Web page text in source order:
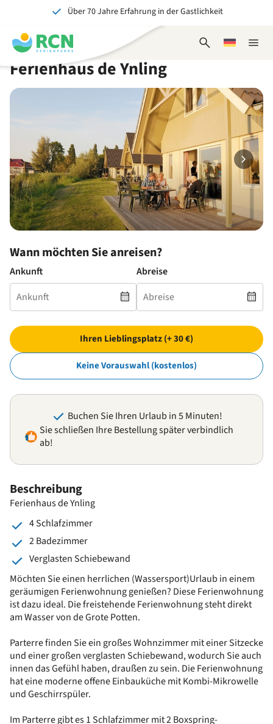
springen
springen
springen
springen
Über 70 Jahre Erfahrung in der Gastlichkeit
Ein tolles Erlebnis für Jung und Alt
Suchformular
Wählen
Ferienhaus de Ynling
Beschreibung
Ferienhaus de Ynling
4 Schlafzimmer
2 Badezimmer
Verglasten Schiebewand
Möchten Sie einen herrlichen (Wassersport)Urlaub in einem
geräumigen Ferienwohnung genießen? Diese Ferienwohnung
ist dazu ideal. Die freistehende Ferienwohnung steht direkt
am Wasser von de Grote Potten.
Parterre finden Sie ein großes Wohnzimmer mit einer Sitzecke
und einer großen verglasten Schiebewand, wodurch Sie auch
innen das Gefühl haben, draußen zu sein. Die Ferienwohnung
hat eine moderne offene Einbauküche mit Kombi-Mikrowelle
und Geschirrspüler.
Im Parterre gibt es 1 Schlafzimmer mit 2 Boxspring-
Wann möchten Sie anreisen?
Ankunft Abreise
Ihren Lieblingsplatz (+ 30 €)
Keine Vorauswahl (kostenlos)
Buchen Sie Ihren Urlaub in 5 Minuten!
Sie schließen Ihre Bestellung später verbindlich
ab!